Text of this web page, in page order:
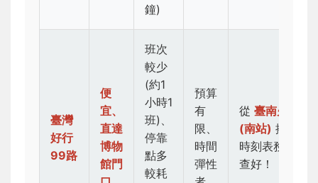
鐘)
臺灣
好行
99路
便
宜、
直達
博物
館門
班次
較少
(約1
小時1
班)、
停靠
點多
較耗
預算
有
限、
時間
彈性
從 臺南火車站
(南站) 搭乘。
時刻表務必先
查好！